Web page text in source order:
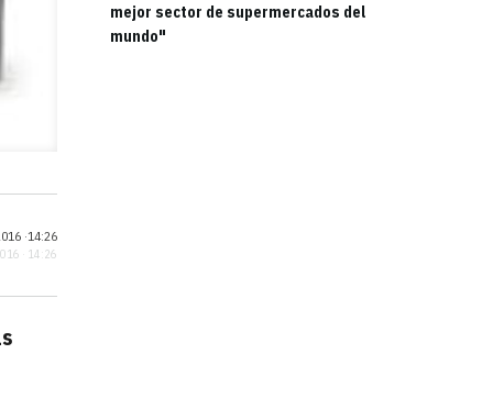
mejor sector de supermercados del
mundo"
·14:26
· 14:26